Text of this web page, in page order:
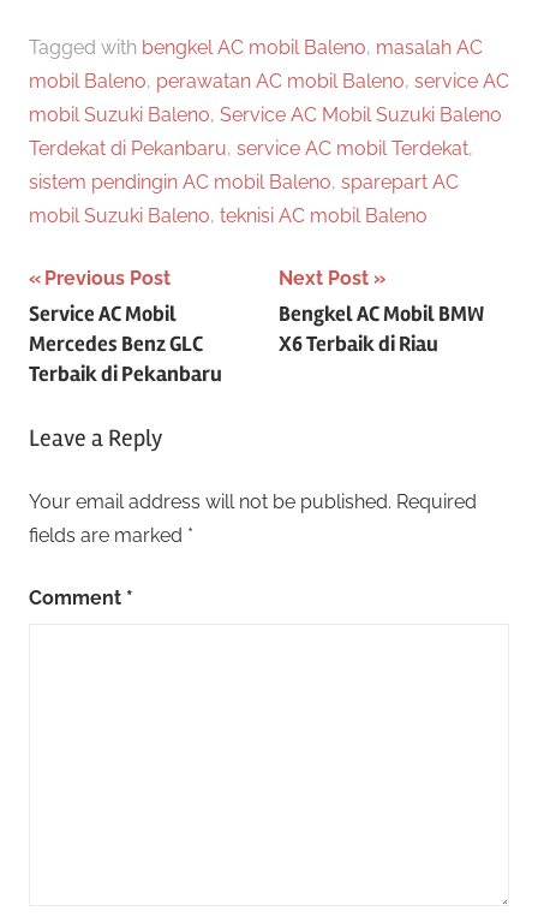
Tagged with bengkel AC mobil Baleno, masalah AC
mobil Baleno, perawatan AC mobil Baleno, service AC
mobil Suzuki Baleno, Service AC Mobil Suzuki Baleno
Terdekat di Pekanbaru, service AC mobil Terdekat,
sistem pendingin AC mobil Baleno, sparepart AC
mobil Suzuki Baleno, teknisi AC mobil Baleno
Post
navigation
Previous Post
Service AC Mobil
Mercedes Benz GLC
Terbaik di Pekanbaru
Next Post
Bengkel AC Mobil BMW
X6 Terbaik di Riau
Leave a Reply
Your email address will not be published. Required
fields are marked *
Comment *